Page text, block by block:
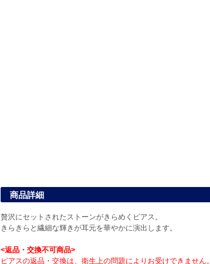
商品詳細
贅沢にセットされたストーンがきらめくピアス。
きらきらと繊細な輝きが耳元を華やかに演出します。
<返品・交換不可商品>
ピアスの返品・交換は、衛生上の問題によりお受けできません。